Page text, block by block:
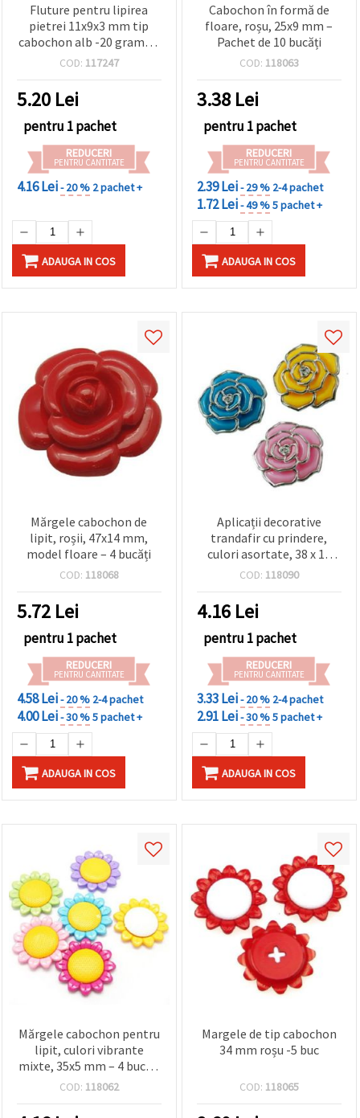
Fluture pentru lipirea
pietrei 11x9x3 mm tip
cabochon alb -20 grame ~
95 buc
COD: 117247
5.20 Lei
pentru 1 pachet
REDUCERI
PENTRU CANTITATE
4.16 Lei- 20 % 2 pachet +
ADAUGA IN COS
Cabochon în formă de
floare, roșu, 25x9 mm –
Pachet de 10 bucăți
COD: 118063
3.38 Lei
pentru 1 pachet
REDUCERI
PENTRU CANTITATE
2.39 Lei- 29 % 2-4 pachet
1.72 Lei- 49 %5 pachet +
ADAUGA IN COS
Mărgele cabochon de
lipit, roșii, 47x14 mm,
model floare – 4 bucăți
COD: 118068
5.72 Lei
pentru 1 pachet
REDUCERI
PENTRU CANTITATE
4.58 Lei- 20 % 2-4 pachet
4.00 Lei- 30 %5 pachet +
ADAUGA IN COS
Aplicații decorative
trandafir cu prindere,
culori asortate, 38 x 10
mm – set de 3 buc.
COD: 118090
4.16 Lei
pentru 1 pachet
REDUCERI
PENTRU CANTITATE
3.33 Lei- 20 % 2-4 pachet
2.91 Lei- 30 %5 pachet +
ADAUGA IN COS
Mărgele cabochon pentru
lipit, culori vibrante
mixte, 35x5 mm – 4 bucăți
– perfecte pentru bijuterii
decorative și proiecte DIY
COD: 118062
Margele de tip cabochon
34 mm roșu -5 buc
COD: 118065